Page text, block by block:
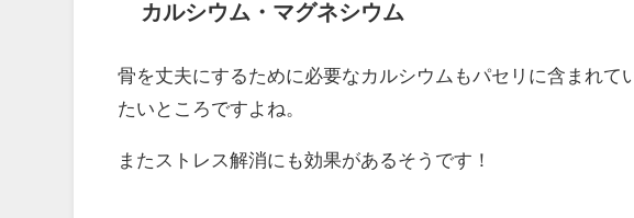
カルシウム・マグネシウム
骨を丈夫にするために必要なカルシウムもパセリに含まれ
たいところですよね。
またストレス解消にも効果があるそうです！